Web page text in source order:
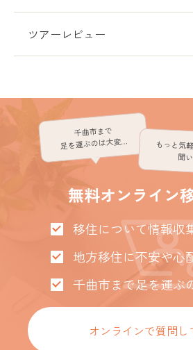
ツアーレビュー
千曲市まで
足を運ぶのは大変… もっと気
聞
無料オンライン
移住について情報収
地方移住に不安や心
千曲市まで足を運ぶ
オンラインで質問し